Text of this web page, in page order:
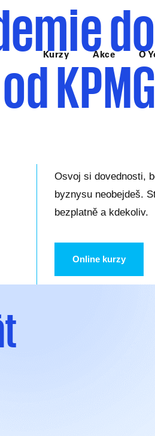
Kurzy Akce O
KPMG
Osvoj si dovednosti,
byznysu neobejdeš.
bezplatně a kdekoliv.
Online kurzy